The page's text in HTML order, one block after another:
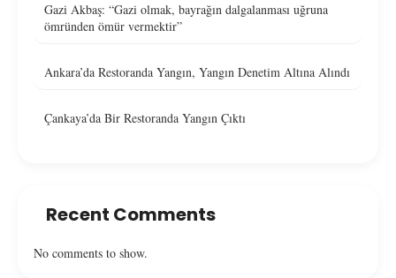
Gazi Akbaş: “Gazi olmak, bayrağın dalgalanması uğruna
ömründen ömür vermektir”
Ankara’da Restoranda Yangın, Yangın Denetim Altına Alındı
Çankaya’da Bir Restoranda Yangın Çıktı
Recent Comments
No comments to show.